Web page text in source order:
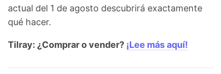
actual del 1 de agosto descubrirá exactamente
qué hacer.
Tilray: ¿Comprar o vender? ¡Lee más aquí!